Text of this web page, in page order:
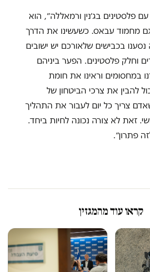
פלסטינים בג׳נין ורמאללה״, הוא
גם מחמוד עבאס. כשעשינו את הדרך
נסענו בכבישים שלאורכם יש ישובים
וחלק פלסטינים. הפער ביניהם
במחסומים וראינו את חומת
להבין את צרכי הביטחון של
צריך כל יום לעבור את התהליך
זאת לא צורה נכונה לחיות ביחד.
פתרון״.
קראו עוד מהמגזין